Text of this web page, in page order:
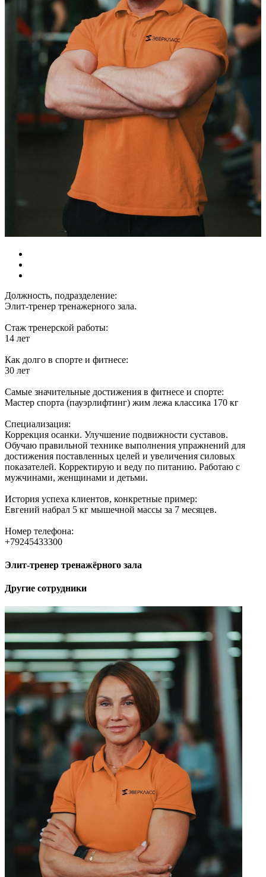
Должность, подразделение:
Элит-тренер тренажерного зала.
Стаж тренерской работы:
14 лет
Как долго в спорте и фитнесе:
30 лет
Самые значительные достижения в фитнесе и спорте:
Мастер спорта (пауэрлифтинг) жим лежа классика 170 кг
Специализация:
Коррекция осанки. Улучшение подвижности суставов.
Обучаю правильной технике выполнения упражнений для
достижения поставленных целей и увеличения силовых
показателей. Корректирую и веду по питанию. Работаю с
мужчинами, женщинами и детьми.
История успеха клиентов, конкретные пример:
Евгений набрал 5 кг мышечной массы за 7 месяцев.
Номер телефона:
+79245433300
Элит-тренер тренажёрного зала
Другие сотрудники